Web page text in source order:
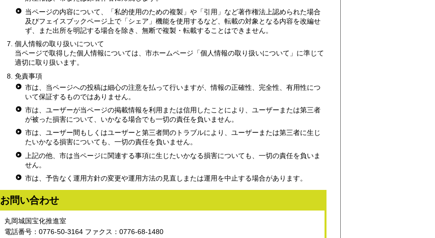
当ページの内容について、「私的使用のための複製」や「引用」など著作権法上認められた場合
及びフェイスブックページ上で「シェア」機能を使用するなど、転載の対象となる内容を改編せ
ず、また出所を明記する場合を除き、無断で複製・転載することはできません。
個人情報の取り扱いについて
当ページで取得した個人情報については、市ホームページ「個人情報の取り扱いについて」に準じて
適切に取り扱います。
免責事項
市は、当ページへの投稿は細心の注意を払って行いますが、情報の正確性、完全性、有用性につ
いて保証するものではありません。
市は、ユーザーが当ページの掲載情報を利用または信用したことにより、ユーザーまたは第三者
が被った損害について、いかなる場合でも一切の責任を負いません。
市は、ユーザー間もしくはユーザーと第三者間のトラブルにより、ユーザーまたは第三者に生じ
たいかなる損害についても、一切の責任を負いません。
上記の他、市は当ページに関連する事項に生じたいかなる損害についても、一切の責任を負いま
せん。
市は、予告なく運用方針の変更や運用方法の見直しまたは運用を中止する場合があります。
お問い合わせ
丸岡城国宝化推進室
電話番号：0776-50-3164 ファクス：0776-68-1480